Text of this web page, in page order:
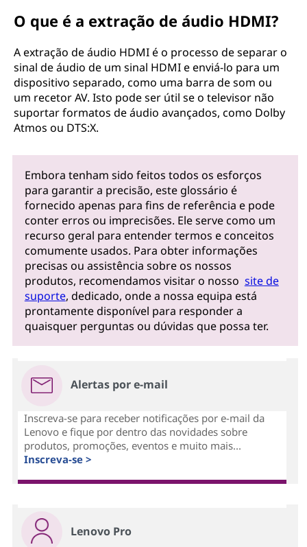
O que é a extração de áudio HDMI?
A extração de áudio HDMI é o processo de separar o
sinal de áudio de um sinal HDMI e enviá-lo para um
dispositivo separado, como uma barra de som ou
um recetor AV. Isto pode ser útil se o televisor não
suportar formatos de áudio avançados, como Dolby
Atmos ou DTS:X.
Embora tenham sido feitos todos os esforços
para garantir a precisão, este glossário é
fornecido apenas para fins de referência e pode
conter erros ou imprecisões. Ele serve como um
recurso geral para entender termos e conceitos
comumente usados. Para obter informações
precisas ou assistência sobre os nossos
produtos, recomendamos visitar o nosso site de
suporte, dedicado, onde a nossa equipa está
prontamente disponível para responder a
quaisquer perguntas ou dúvidas que possa ter.
Alertas por e-mail
Inscreva-se para receber notificações por e-mail da
Lenovo e fique por dentro das novidades sobre
produtos, promoções, eventos e muito mais...
Inscreva-se >
Lenovo Pro